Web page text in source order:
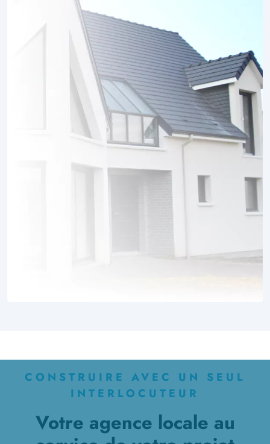
CONSTRUIRE AVEC UN SEUL
INTERLOCUTEUR
Votre agence locale au